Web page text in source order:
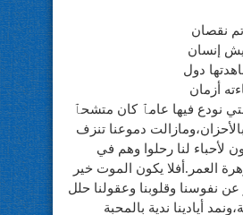
نقصان
إنسان
دول
أزمان
نودع فيها عامٱ كان متشحٱ
دموعنا تنزف
لأحباء لنا رحلوا وهم في
العمر.أفلا يكون الموت خير
نفوسنا وقلوبنا وعقولنا حلل
أيادينا ندية بالمحبة